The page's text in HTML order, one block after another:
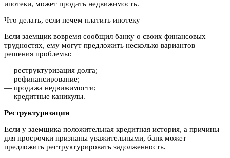
ипотеки, может продать недвижимость.
Что делать, если нечем платить ипотеку
Если заемщик вовремя сообщил банку о своих финансовых
трудностях, ему могут предложить несколько вариантов
решения проблемы:
— реструктуризация долга;
— рефинансирование;
— продажа недвижимости;
— кредитные каникулы.
Реструктуризация
Если у заемщика положительная кредитная история, а причины
для просрочки признаны уважительными, банк может
предложить реструктурировать задолженность.